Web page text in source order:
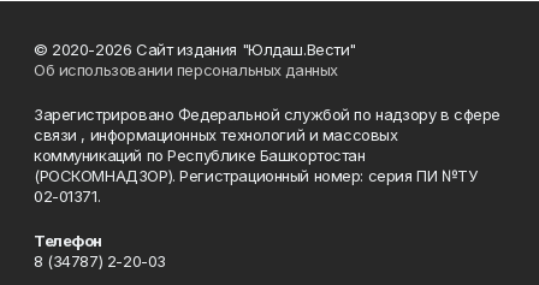
© 2020-2026 Сайт издания "Юлдаш.Вести"
Об использовании персональных данных
Зарегистрировано Федеральной службой по надзору в сфере
связи , информационных технологий и массовых
коммуникаций по Республике Башкортостан
(РОСКОМНАДЗОР). Регистрационный номер: серия ПИ №ТУ
02-01371.
Телефон
8 (34787) 2-20-03